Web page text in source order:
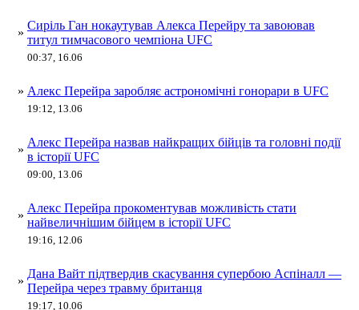
»
Сиріль Ган нокаутував Алекса Перейру та завоював
титул тимчасового чемпіона UFC
00:37, 16.06
» Алекс Перейра заробляє астрономічні гонорари в UFC
19:12, 13.06
»
Алекс Перейра назвав найкращих бійців та головні події
в історії UFC
09:00, 13.06
»
Алекс Перейра прокоментував можливість стати
найвеличнішим бійцем в історії UFC
19:16, 12.06
»
Дана Вайт підтвердив скасування супербою Аспіналл —
Перейра через травму британця
19:17, 10.06